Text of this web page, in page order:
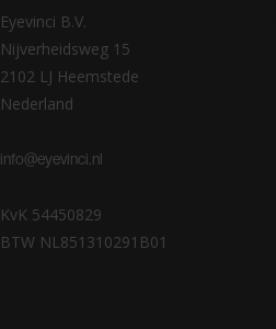
Eyevinci B.V.
Nijverheidsweg 15
2102 LJ Heemstede
Nederland
info@eyevinci.nl
KvK 54450829
BTW NL851310291B01